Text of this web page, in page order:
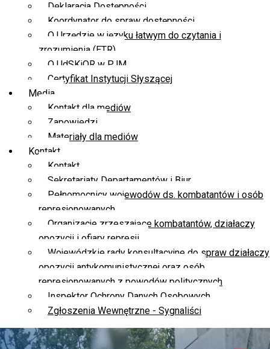
Deklaracja Dostępności
Koordynator do spraw dostępności
O Urzędzie w języku łatwym do czytania i
zrozumienia (ETR)
O UdSKiOR w PJM
Certyfikat Instytucji Słyszącej
Media
Kontakt dla mediów
Zapowiedzi
Materiały dla mediów
Kontakt
Kontakt
Sekretariaty Departamentów i Biur
Pełnomocnicy wojewodów ds. kombatantów i osób
represjonowanych
Organizacje zrzeszające kombatantów, działaczy
opozycji i ofiary represji
Wojewódzkie rady konsultacyjne do spraw działaczy
opozycji antykomunistycznej oraz osób
represjonowanych z powodów politycznych
Inspektor Ochrony Danych Osobowych
Zgłoszenia Wewnętrzne - Sygnaliści